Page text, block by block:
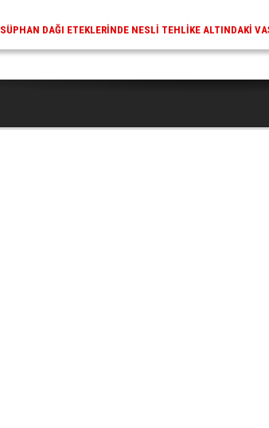
SÜPHAN DAĞI ETEKLERINDE NESLI TEHLIKE ALTINDAKI